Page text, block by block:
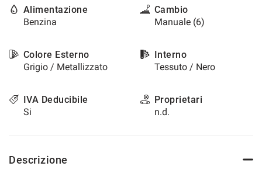
Alimentazione
Benzina
Cambio
Manuale (6)
Colore Esterno
Grigio / Metallizzato
Interno
Tessuto / Nero
IVA Deducibile
Si
Proprietari
n.d.
Descrizione
e
sul
funzionamento
questi
strumenti
si
rimanda
cookie
Puoi